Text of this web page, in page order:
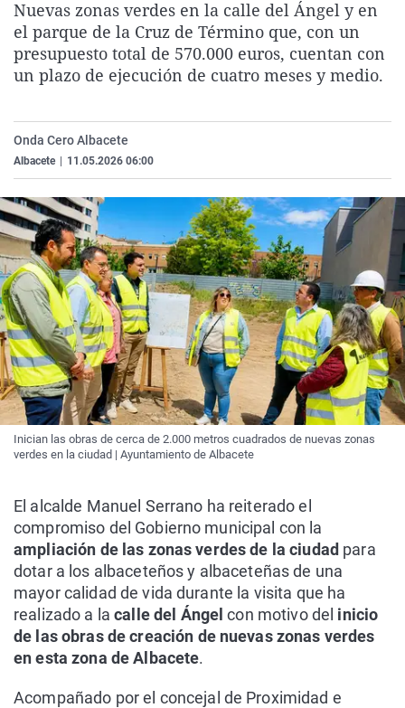
La rosa de los vientos
Gente viajera
Como el perro y el
Caso
Retornados
Equipo de
Extremadura
Galicia
La Rioja
Virales
Televisión
Elecciones
Nuevas zonas verdes en la calle del Ángel y en
el parque de la Cruz de Término que, con un
presupuesto total de 570.000 euros, cuentan con
un plazo de ejecución de cuatro meses y medio.
Onda Cero Albacete
Albacete 11.05.2026 06:00
Inician las obras de cerca de 2.000 metros cuadrados de nuevas zonas
verdes en la ciudad | Ayuntamiento de Albacete
El alcalde Manuel Serrano ha reiterado el
compromiso del Gobierno municipal con la
ampliación de las zonas verdes de la ciudad para
dotar a los albaceteños y albaceteñas de una
mayor calidad de vida durante la visita que ha
realizado a lacalle del Ángelcon motivo del inicio
de las obras de creación de nuevas zonas verdes
en esta zona de Albacete.
Acompañado por el concejal de Proximidad e